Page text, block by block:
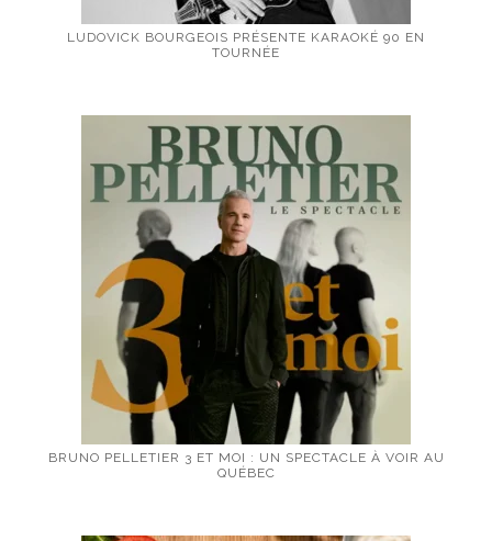
LUDOVICK BOURGEOIS PRÉSENTE KARAOKÉ 90 EN
TOURNÉE
BRUNO PELLETIER 3 ET MOI : UN SPECTACLE À VOIR AU
QUÉBEC